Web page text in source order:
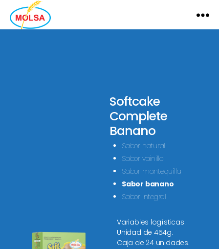
Softcake
Complete
Banano
Sabor natural
Sabor vainilla
Sabor mantequilla
Sabor banano
Sabor integral
Variables logísticas:
Unidad de 454g.
Caja de 24 unidades.